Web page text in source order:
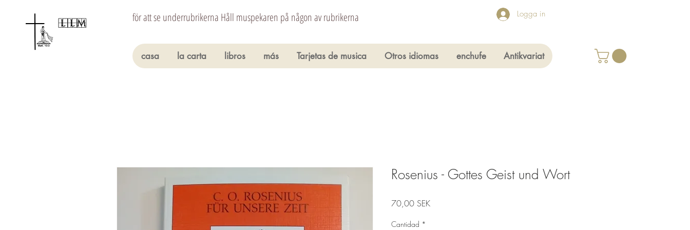
för att se underrubrikerna Håll muspekaren på någon av rubrikerna Logga in
casa la carta libros más Tarjetas de musica Otros idiomas enchufe Antikvariat
Rosenius - Gottes Geist und Wort
70,00 SEKPrecio
Cantidad *